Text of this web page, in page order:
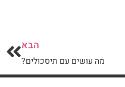
הבא
מה עושים עם תיסכולים?